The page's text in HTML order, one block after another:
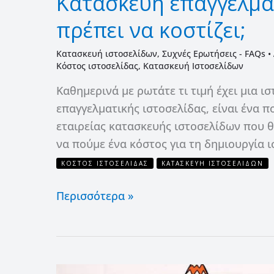
πρέπει να κοστίζει;
Κατασκευή ιστοσελίδων, Συχνές Ερωτήσεις - FAQs
Kόστος ιστοσελίδας, Κατασκευή Ιστοσελίδων
Καθημερινά με ρωτάτε τι τιμή έχει μια
επαγγελματικής ιστοσελίδας, είναι ένα
εταιρείας κατασκευής ιστοσελίδων
να πούμε ένα κόστος για τη δημιουργία
KΌΣΤΟΣ ΙΣΤΟΣΕΛΊΔΑΣ ΚΑΤΑΣΚΕΥΉ ΙΣΤΟΣΕΛΊΔΩΝ
Περισσότερα »